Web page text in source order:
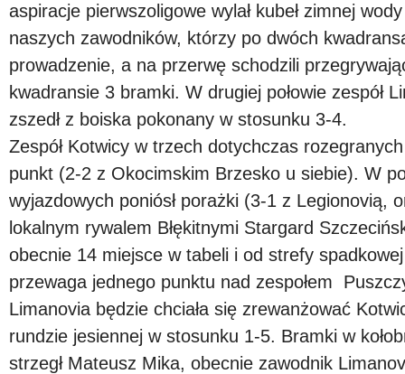
aspiracje pierwszoligowe wylał kubeł zimnej
naszych zawodników, którzy po dwóch
prowadzenie, a na przerwę schodzili
kwadransie 3 bramki. W drugiej połowie zespół
zszedł z boiska pokonany w stosunku 3-4.
Zespół Kotwicy w trzech dotychczas
punkt (2-2 z Okocimskim Brzesko u siebie). W
wyjazdowych poniósł porażki (3-1 z Legionovią,
lokalnym rywalem Błękitnymi Stargard
obecnie 14 miejsce w tabeli i od strefy
przewaga jednego punktu nad zespołem
Limanovia będzie chciała się zrewanżować
rundzie jesiennej w stosunku 1-5. Bramki w
strzegł Mateusz Mika, obecnie zawodnik